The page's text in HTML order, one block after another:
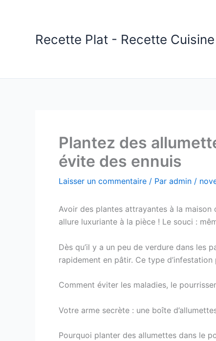
Recette Plat - Recette
Plantez des
évite des ennuis
Laisser un commentaire / Par admin /
Avoir des plantes attrayantes à la maison
allure luxuriante à la pièce ! Le souci :
Dès qu’il y a un peu de verdure dans les
rapidement en pâtir. Ce type
Comment éviter les maladies, le
Votre arme secrète : une boîte
Pourquoi planter des allumettes dans le